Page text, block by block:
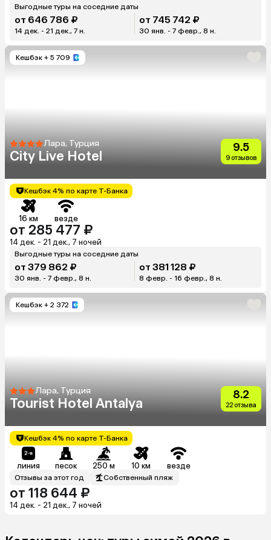
Выгодные туры на соседние даты
от 646 786 ₽
14 дек. - 21 дек., 7 н.
от 745 742 ₽
30 янв. - 7 февр., 8 н.
Кешбэк + 5 709
Лара, Турция
City Live Hotel
9.5
9 отзывов
Кешбэк 4% по карте Т-Банка
16 км везде
от 285 477 ₽
14 дек. - 21 дек., 7 ночей
Выгодные туры на соседние даты
от 379 862 ₽
30 янв. - 7 февр., 8 н.
от 381 128 ₽
8 февр. - 16 февр., 8 н.
Кешбэк + 2 372
Лара, Турция
Tourist Hotel Antalya
8.2
22 отзыва
Кешбэк 4% по карте Т-Банка
линия песок 250 м 10 км везде
Отзывы за этот год Собственный пляж
от 118 644 ₽
14 дек. - 21 дек., 7 ночей